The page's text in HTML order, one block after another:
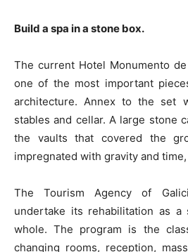
Build a spa in a stone box.
The current Hotel Monumento
one of the most important
architecture. Annex to the set
stables and cellar. A large stone
the vaults that covered the
impregnated with gravity and
The Tourism Agency of
undertake its rehabilitation as a
whole. The program is the
changing rooms, reception,